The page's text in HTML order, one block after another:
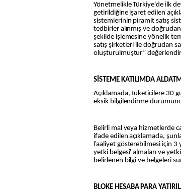
Yönetmelikle Türkiye'de ilk
getirildiğine işaret edilen
sistemlerinin piramit satış
tedbirler alınmış ve
şekilde işlemesine yönelik
satış şirketleri ile doğrudan
oluşturulmuştur”
SİSTEME KATILIMDA
Açıklamada, tüketicilere 30
eksik bilgilendirme
Belirli mal veya hizmetlerde
ifade edilen açıklamada,
faaliyet gösterebilmesi için 3
yetki belgesi' almaları ve
belirlenen bilgi ve belgeleri
BLOKE HESABA PARA